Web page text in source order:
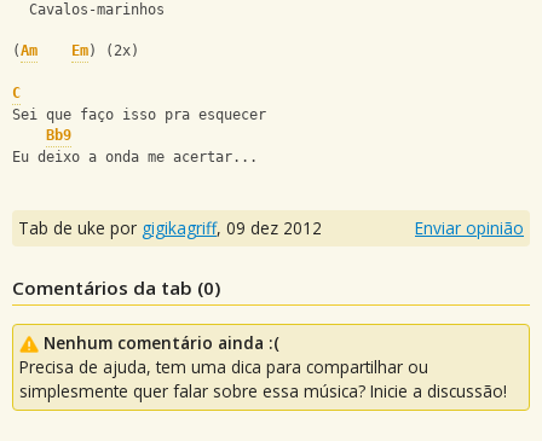
  Cavalos-marinhos
(Am Em) (2x)
C
Sei que faço isso pra esquecer
Bb9
Eu deixo a onda me acertar...
Tab de uke por gigikagriff, 09 dez 2012 Enviar opinião
Comentários da tab (0)
Nenhum comentário ainda :(
Precisa de ajuda, tem uma dica para compartilhar ou
simplesmente quer falar sobre essa música? Inicie a discussão!